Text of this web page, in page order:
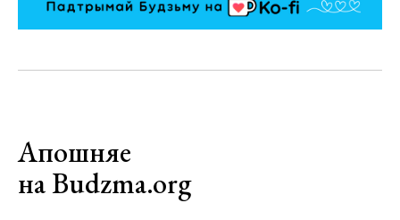
Апошняе
на Budzma.org